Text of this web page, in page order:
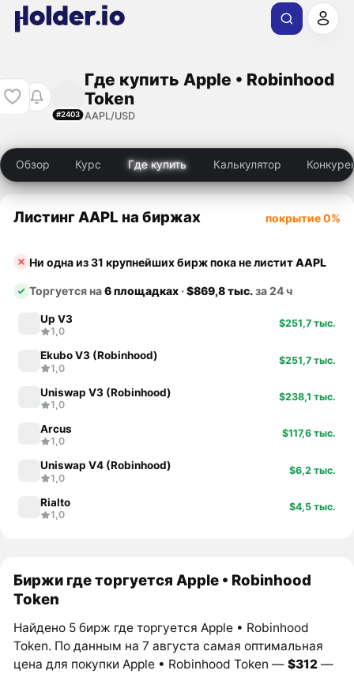
#2403
Где купить Apple • Robinhood
Token
AAPL/USD
Обзор Курс Где купить Калькулятор
Листинг AAPL на биржах покрытие 0%
Ни одна из 31 крупнейших бирж пока не листитAAPL
Торгуется на6 площадках ·$869,8 тыс.за 24 ч
Up V3
1,0
$251,7 тыс.
Ekubo V3 (Robinhood)
1,0
$251,7 тыс.
Uniswap V3 (Robinhood)
1,0
$238,1 тыс.
Arcus
1,0
$117,6 тыс.
Uniswap V4 (Robinhood)
1,0
$6,2 тыс.
Rialto
1,0
$4,5 тыс.
Биржи где торгуется Apple • Robinhood
Token
Найдено 5 бирж где торгуется Apple • Robinhood
Token. По данным на 7 августа самая оптимальная
цена для покупки Apple • Robinhood Token —$312 —